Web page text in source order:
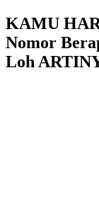
KAMU
Nomor
Loh